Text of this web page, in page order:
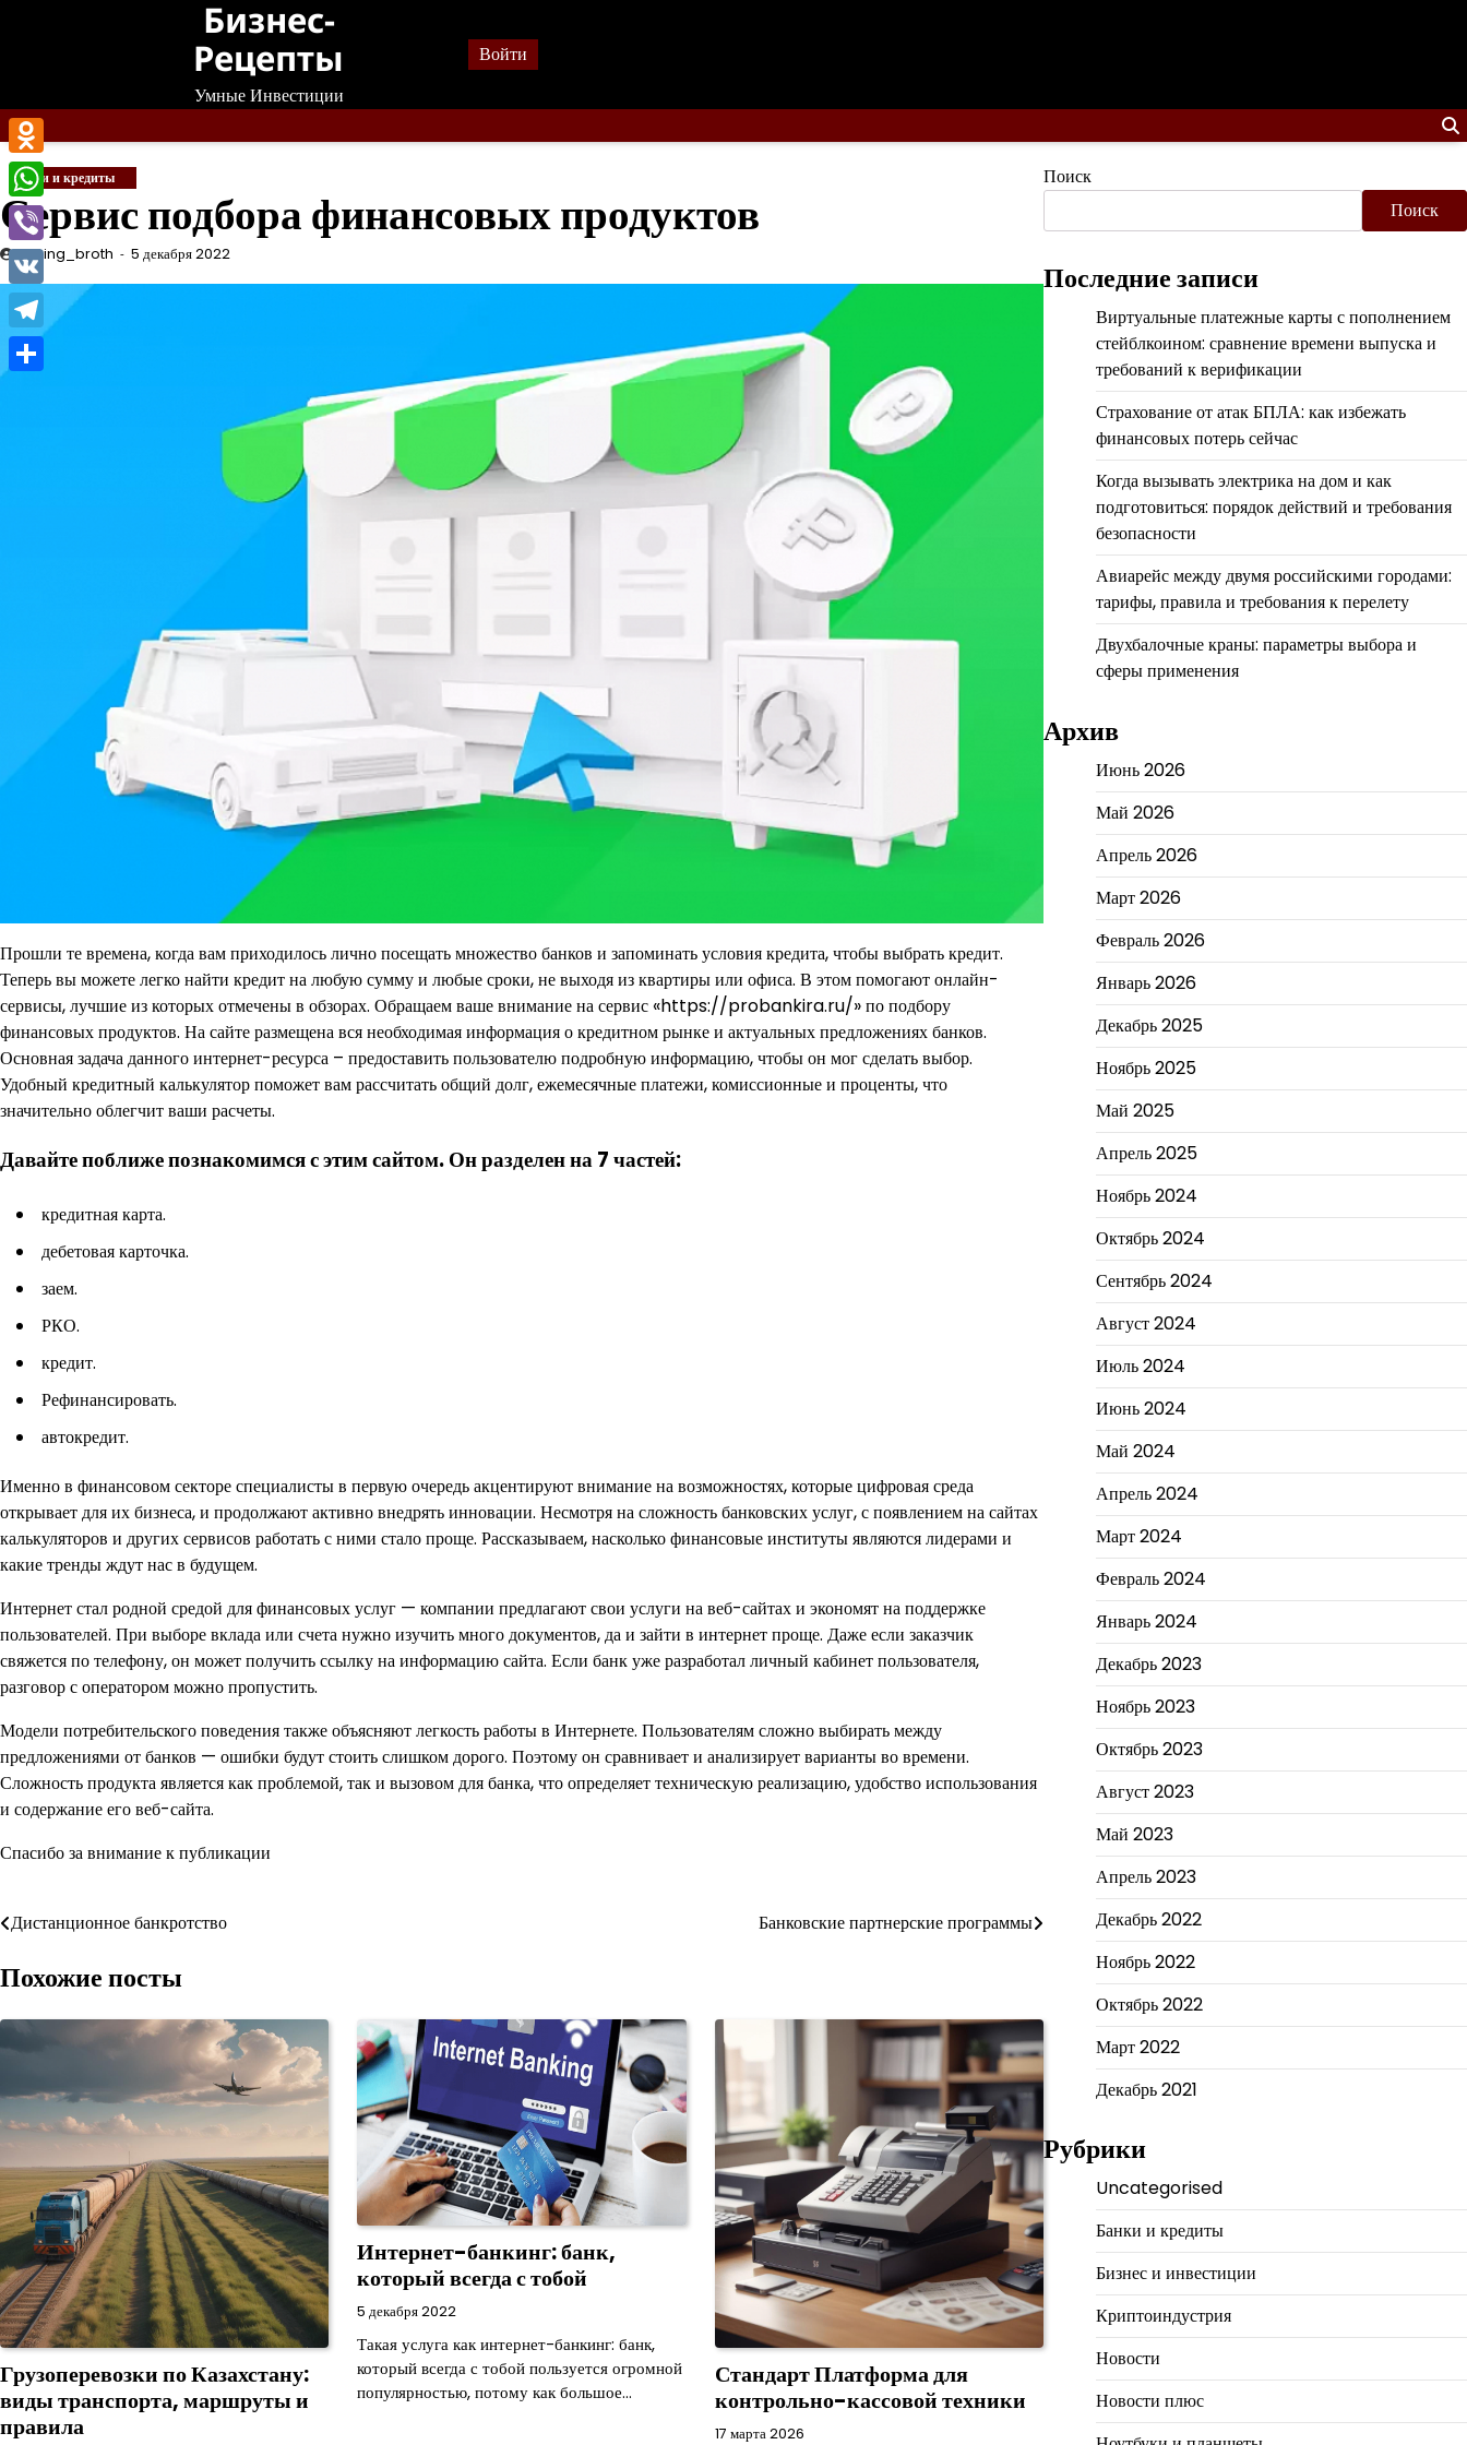
Бизнес-
Рецепты
Умные Инвестиции
Войти
Банки и кредиты
Сервис подбора финансовых продуктов
mining_broth 5 декабря 2022
Прошли те времена, когда вам приходилось лично посещать множество банков и запоминать условия кредита, чтобы выбрать кредит.
Теперь вы можете легко найти кредит на любую сумму и любые сроки, не выходя из квартиры или офиса. В этом помогают онлайн-
сервисы, лучшие из которых отмечены в обзорах. Обращаем ваше внимание на сервис «https://probankira.ru/» по подбору
финансовых продуктов. На сайте размещена вся необходимая информация о кредитном рынке и актуальных предложениях банков.
Основная задача данного интернет-ресурса – предоставить пользователю подробную информацию, чтобы он мог сделать выбор.
Удобный кредитный калькулятор поможет вам рассчитать общий долг, ежемесячные платежи, комиссионные и проценты, что
значительно облегчит ваши расчеты.
Давайте поближе познакомимся с этим сайтом. Он разделен на 7 частей:
кредитная карта.
дебетовая карточка.
заем.
РКО.
кредит.
Рефинансировать.
автокредит.
Именно в финансовом секторе специалисты в первую очередь акцентируют внимание на возможностях, которые цифровая среда
открывает для их бизнеса, и продолжают активно внедрять инновации. Несмотря на сложность банковских услуг, с появлением на сайтах
калькуляторов и других сервисов работать с ними стало проще. Рассказываем, насколько финансовые институты являются лидерами и
какие тренды ждут нас в будущем.
Интернет стал родной средой для финансовых услуг — компании предлагают свои услуги на веб-сайтах и ​​экономят на поддержке
пользователей. При выборе вклада или счета нужно изучить много документов, да и зайти в интернет проще. Даже если заказчик
свяжется по телефону, он может получить ссылку на информацию сайта. Если банк уже разработал личный кабинет пользователя,
разговор с оператором можно пропустить.
Модели потребительского поведения также объясняют легкость работы в Интернете. Пользователям сложно выбирать между
предложениями от банков — ошибки будут стоить слишком дорого. Поэтому он сравнивает и анализирует варианты во времени.
Сложность продукта является как проблемой, так и вызовом для банка, что определяет техническую реализацию, удобство использования
и содержание его веб-сайта.
Спасибо за внимание к публикации
Навигация
по
Дистанционное банкротство Банковские партнерские программы
Похожие посты
Грузоперевозки по Казахстану:
виды транспорта, маршруты и
правила
Интернет-банкинг: банк,
который всегда с тобой
5 декабря 2022
Такая услуга как интернет-банкинг: банк,
который всегда с тобой пользуется огромной
популярностью, потому как большое…
Стандарт Платформа для
контрольно-кассовой техники
17 марта 2026
Поиск
Поиск
Последние записи
Виртуальные платежные карты с пополнением
стейблкоином: сравнение времени выпуска и
требований к верификации
Страхование от атак БПЛА: как избежать
финансовых потерь сейчас
Когда вызывать электрика на дом и как
подготовиться: порядок действий и требования
безопасности
Авиарейс между двумя российскими городами:
тарифы, правила и требования к перелету
Двухбалочные краны: параметры выбора и
сферы применения
Архив
Июнь 2026
Май 2026
Апрель 2026
Март 2026
Февраль 2026
Январь 2026
Декабрь 2025
Ноябрь 2025
Май 2025
Апрель 2025
Ноябрь 2024
Октябрь 2024
Сентябрь 2024
Август 2024
Июль 2024
Июнь 2024
Май 2024
Апрель 2024
Март 2024
Февраль 2024
Январь 2024
Декабрь 2023
Ноябрь 2023
Октябрь 2023
Август 2023
Май 2023
Апрель 2023
Декабрь 2022
Ноябрь 2022
Октябрь 2022
Март 2022
Декабрь 2021
Рубрики
Uncategorised
Банки и кредиты
Бизнес и инвестиции
Криптоиндустрия
Новости
Новости плюс
Odnoklassniki
WhatsApp
Viber
VK
Telegram